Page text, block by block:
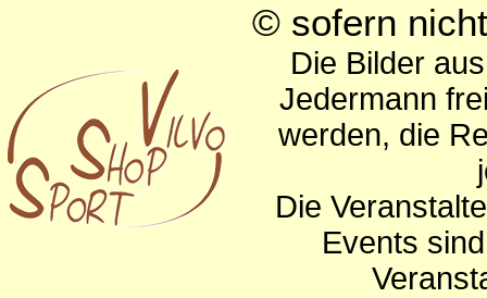
© sofern
Die Bilder
Jedermann
werden, die
Die
Events